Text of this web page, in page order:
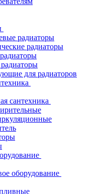
радиаторы
радиаторы
для радиаторов
сантехника
оборудование